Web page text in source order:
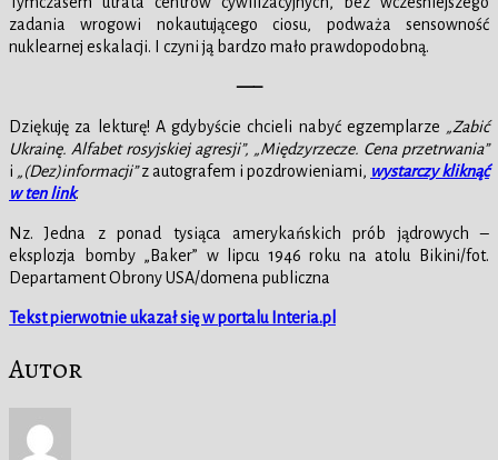
zadania wrogowi nokautującego ciosu, podważa sensowność
nuklearnej eskalacji. I czyni ją bardzo mało prawdopodobną.
—–
Dziękuję za lekturę! A gdybyście chcieli nabyć egzemplarze „Zabić
Ukrainę. Alfabet rosyjskiej agresji”, „Międzyrzecze. Cena przetrwania”
i „(Dez)informacji”z autografem i pozdrowieniami, wystarczy kliknąć
w ten link.
Nz. Jedna z ponad tysiąca amerykańskich prób jądrowych –
eksplozja bomby „Baker” w lipcu 1946 roku na atolu Bikini/fot.
Departament Obrony USA/domena publiczna
Tekst pierwotnie ukazał się w portalu Interia.pl
Autor